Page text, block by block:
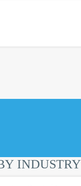
INDUSTRY